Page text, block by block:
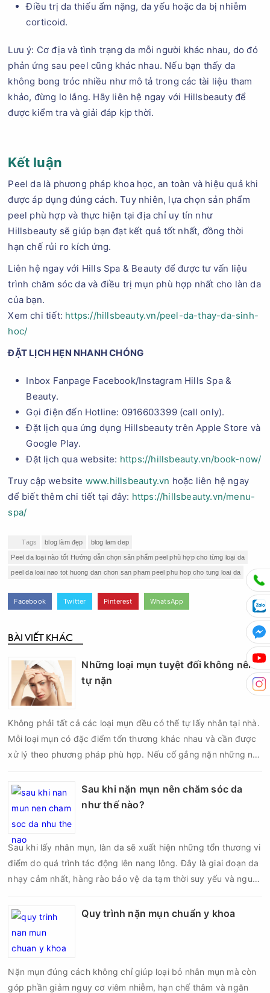
Điều trị da thiếu ẩm nặng, da yếu hoặc da bị nhiễm
corticoid.
Lưu ý: Cơ địa và tình trạng da mỗi người khác nhau, do đó
phản ứng sau peel cũng khác nhau. Nếu bạn thấy da
không bong tróc nhiều như mô tả trong các tài liệu tham
khảo, đừng lo lắng. Hãy liên hệ ngay với Hillsbeauty để
được kiểm tra và giải đáp kịp thời.
Kết luận
Peel da là phương pháp khoa học, an toàn và hiệu quả khi
được áp dụng đúng cách. Tuy nhiên, lựa chọn sản phẩm
peel phù hợp và thực hiện tại địa chỉ uy tín như
Hillsbeauty sẽ giúp bạn đạt kết quả tốt nhất, đồng thời
hạn chế rủi ro kích ứng.
Liên hệ ngay với Hills Spa & Beauty để được tư vấn liệu
trình chăm sóc da và điều trị mụn phù hợp nhất cho làn da
của bạn.
Xem chi tiết: https://hillsbeauty.vn/peel-da-thay-da-sinh-
hoc/
ĐẶT LỊCH HẸN NHANH CHÓNG
Inbox Fanpage Facebook/Instagram Hills Spa &
Beauty.
Gọi điện đến Hotline: 0916603399 (call only).
Đặt lịch qua ứng dụng Hillsbeauty trên Apple Store và
Google Play.
Đặt lịch qua website: https://hillsbeauty.vn/book-now/
Truy cập website www.hillsbeauty.vn hoặc liên hệ ngay
để biết thêm chi tiết tại đây: https://hillsbeauty.vn/menu-
spa/
Tags blog làm đẹp blog lam dep
Peel da loại nào tốt Hướng dẫn chọn sản phẩm peel phù hợp cho từng loại da
peel da loai nao tot huong dan chon san pham peel phu hop cho tung loai da
Facebook Twitter Pinterest WhatsApp
BÀI VIẾT KHÁC
Những loại mụn tuyệt đối không nên
tự nặn
Không phải tất cả các loại mụn đều có thể tự lấy nhân tại nhà.
Mỗi loại mụn có đặc điểm tổn thương khác nhau và cần được
xử lý theo phương pháp phù hợp. Nếu cố gắng nặn những nốt
nên nghiêm trọng hơn, làm tăng nguy cơ nhiễm trùng, để lại
thâm hoặc sẹo khó phục hồi.
Sau khi nặn mụn nên chăm sóc da
như thế nào?
Sau khi lấy nhân mụn, làn da sẽ xuất hiện những tổn thương vi
điểm do quá trình tác động lên nang lông. Đây là giai đoạn da
nhạy cảm nhất, hàng rào bảo vệ da tạm thời suy yếu và nguy
nếu chăm sóc không đúng cách. Chính vì vậy, việc chăm sóc
Quy trình nặn mụn chuẩn y khoa
Nặn mụn đúng cách không chỉ giúp loại bỏ nhân mụn mà còn
góp phần giảm nguy cơ viêm nhiễm, hạn chế thâm và ngăn